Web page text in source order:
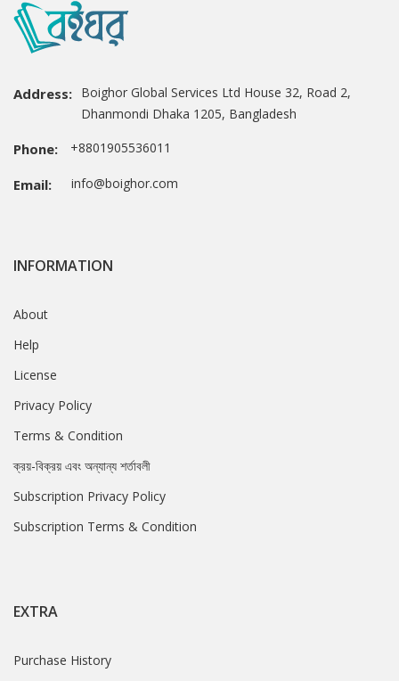
Address: Boighor Global Services Ltd House 32, Road 2,
Dhanmondi Dhaka 1205, Bangladesh
Phone: +8801905536011
Email: info@boighor.com
INFORMATION
About
Help
License
Privacy Policy
Terms & Condition
ক্রয়-বিক্রয় এবং অন্যান্য শর্তাবলী
Subscription Privacy Policy
Subscription Terms & Condition
EXTRA
Purchase History